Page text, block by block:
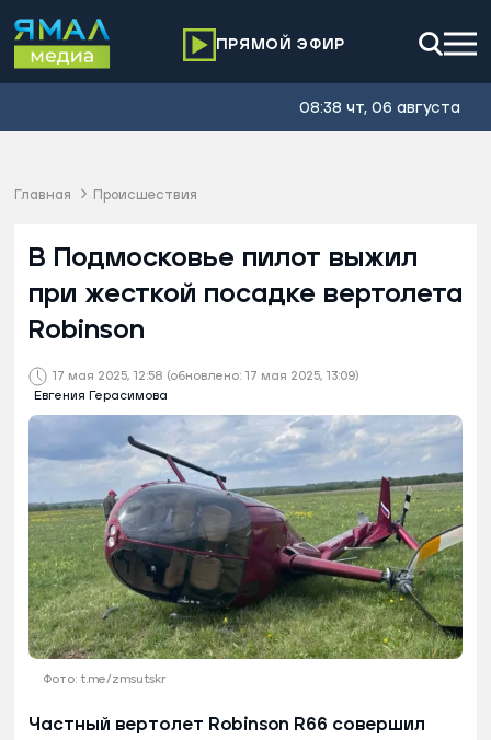
ПРЯМОЙ ЭФИР
08:38 чт, 06 августа
Главная Происшествия
17 мая 2025, 12:58 (обновлено: 17 мая 2025, 13:09)
Евгения Герасимова
В Подмосковье пилот выжил
при жесткой посадке вертолета
Robinson
Фото: t.me/zmsutskr
Частный вертолет Robinson R66 совершил